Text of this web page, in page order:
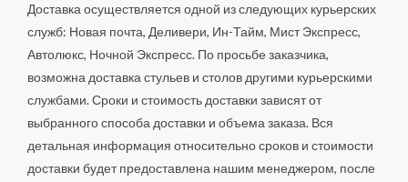
Доставка осуществляется одной из следующих курьерских
служб: Новая почта, Деливери, Ин-Тайм, Мист Экспресс,
Автолюкс, Ночной Экспресс. По просьбе заказчика,
возможна доставка стульев и столов другими курьерскими
службами. Сроки и стоимость доставки зависят от
выбранного способа доставки и объема заказа. Вся
детальная информация относительно сроков и стоимости
доставки будет предоставлена нашим менеджером, после